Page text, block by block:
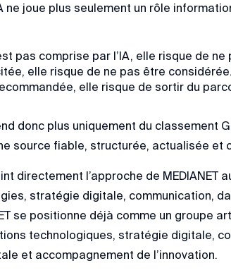
ne joue plus seulement un rôle
pas comprise par l’IA, elle risque de
elle risque de ne pas être considérée.
elle risque de sortir du
donc plus uniquement du classement
source fiable, structurée, actualisée et
directement l’approche de MEDIANET
stratégie digitale, communication,
se positionne déjà comme un groupe
technologiques, stratégie digitale,
et accompagnement de l’innovation.